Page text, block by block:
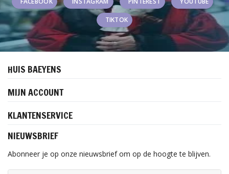
TIKTOK
HUIS BAEYENS
MIJN ACCOUNT
KLANTENSERVICE
NIEUWSBRIEF
Abonneer je op onze nieuwsbrief om op de hoogte te blijven.